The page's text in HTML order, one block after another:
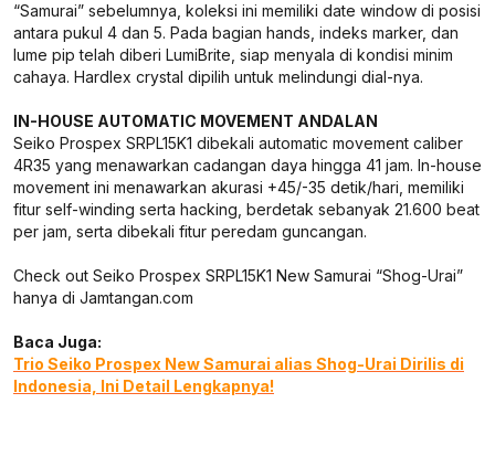
“Samurai” sebelumnya, koleksi ini memiliki date window di posisi
antara pukul 4 dan 5. Pada bagian hands, indeks marker, dan
lume pip telah diberi LumiBrite, siap menyala di kondisi minim
cahaya. Hardlex crystal dipilih untuk melindungi dial-nya.
IN-HOUSE AUTOMATIC MOVEMENT ANDALAN
Seiko Prospex SRPL15K1 dibekali automatic movement caliber
4R35 yang menawarkan cadangan daya hingga 41 jam. In-house
movement ini menawarkan akurasi +45/-35 detik/hari, memiliki
fitur self-winding serta hacking, berdetak sebanyak 21.600 beat
per jam, serta dibekali fitur peredam guncangan.
Check out Seiko Prospex SRPL15K1 New Samurai “Shog-Urai”
hanya di Jamtangan.com
Baca Juga:
Trio Seiko Prospex New Samurai alias Shog-Urai Dirilis di
Indonesia, Ini Detail Lengkapnya!